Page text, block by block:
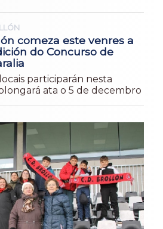
comeza este venres a
do Concurso de
participarán nesta
ata o 5 de decembro